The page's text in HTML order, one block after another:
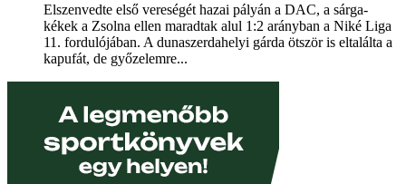
Elszenvedte első vereségét hazai pályán a DAC, a sárga-
kékek a Zsolna ellen maradtak alul 1:2 arányban a Niké Liga
11. fordulójában. A dunaszerdahelyi gárda ötször is eltalálta a
kapufát, de győzelemre...